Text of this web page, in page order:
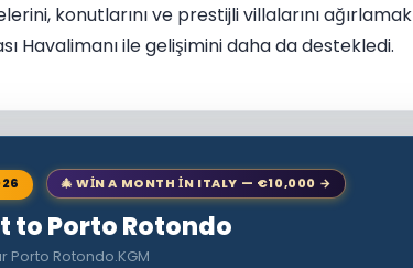
konutlarını ve prestijli villalarını
Havalimanı ile gelişimini daha da destekledi.
🎄 WIN A MONTH IN ITALY — €10,000 →
to Porto Rotondo
Porto Rotondo.KGM